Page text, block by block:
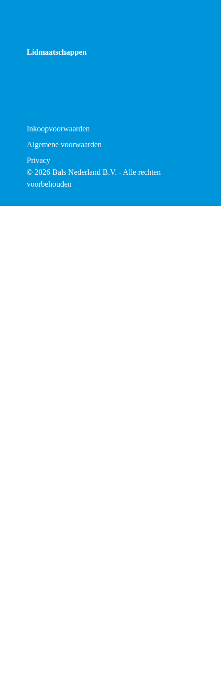
Lidmaatschappen
Inkoopvoorwaarden
Algemene voorwaarden
Privacy
© 2026 Bals Nederland B.V. - Alle rechten
voorbehouden